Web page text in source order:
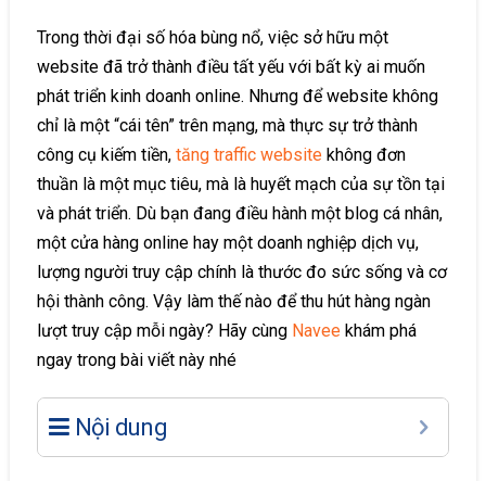
Trong thời đại số hóa bùng nổ, việc sở hữu một
website đã trở thành điều tất yếu với bất kỳ ai muốn
phát triển kinh doanh online. Nhưng để website không
chỉ là một “cái tên” trên mạng, mà thực sự trở thành
công cụ kiếm tiền, tăng traffic websitekhông đơn
thuần là một mục tiêu, mà là huyết mạch của sự tồn tại
và phát triển. Dù bạn đang điều hành một blog cá nhân,
một cửa hàng online hay một doanh nghiệp dịch vụ,
lượng người truy cập chính là thước đo sức sống và cơ
hội thành công. Vậy làm thế nào để thu hút hàng ngàn
lượt truy cập mỗi ngày? Hãy cùng Naveekhám phá
ngay trong bài viết này nhé
Nội dung